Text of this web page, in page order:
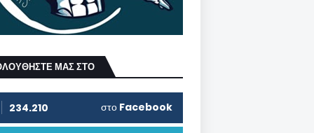
ΜΑΣ ΣΤΟ
234.210 στο Facebook